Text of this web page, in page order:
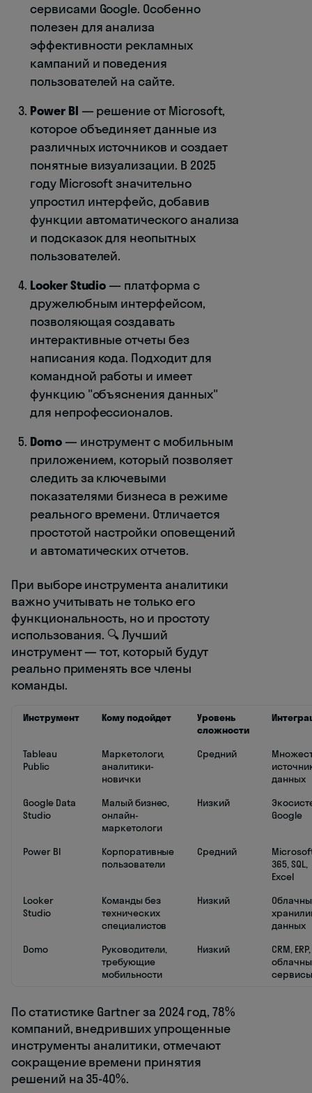
сервисами Google. Особенно
полезен для анализа
эффективности рекламных
кампаний и поведения
пользователей на сайте.
Power BI — решение от Microsoft,
которое объединяет данные из
различных источников и создает
понятные визуализации. В 2025
году Microsoft значительно
упростил интерфейс, добавив
функции автоматического анализа
и подсказок для неопытных
пользователей.
Looker Studio — платформа с
дружелюбным интерфейсом,
позволяющая создавать
интерактивные отчеты без
написания кода. Подходит для
командной работы и имеет
функцию "объяснения данных"
для непрофессионалов.
Domo— инструмент с мобильным
приложением, который позволяет
следить за ключевыми
показателями бизнеса в режиме
реального времени. Отличается
простотой настройки оповещений
и автоматических отчетов.
При выборе инструмента аналитики
важно учитывать не только его
функциональность, но и простоту
использования. 🔍 Лучший
инструмент — тот, который будут
реально применять все члены
команды.
Инструмент Кому подойдет
Уровень
сложности
Tableau
Public
Маркетологи,
аналитики-
новички
Средний
данных
Google Data
Studio
Малый бизнес,
онлайн-
маркетологи
Низкий
Google
Power BI
Корпоративные
пользователи
Средний
365, SQL,
Excel
Looker
Studio
Команды без
технических
специалистов
Низкий
данных
Domo
Руководители,
требующие
мобильности
Низкий
CRM, ERP,
сервисы
По статистике Gartner за 2024 год, 78%
компаний, внедривших упрощенные
инструменты аналитики, отмечают
сокращение времени принятия
решений на 35-40%.